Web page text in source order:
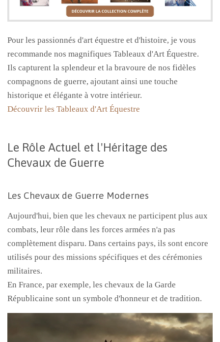
Pour les passionnés d'art équestre et d'histoire, je vous
recommande nos magnifiques Tableaux d'Art Équestre.
Ils capturent la splendeur et la bravoure de nos fidèles
compagnons de guerre, ajoutant ainsi une touche
historique et élégante à votre intérieur.
Découvrir les Tableaux d'Art Équestre
Le Rôle Actuel et l'Héritage des
Chevaux de Guerre
Les Chevaux de Guerre Modernes
Aujourd'hui, bien que les chevaux ne participent plus aux
combats, leur rôle dans les forces armées n'a pas
complètement disparu. Dans certains pays, ils sont encore
utilisés pour des missions spécifiques et des cérémonies
militaires.
En France, par exemple, les chevaux de la Garde
Républicaine sont un symbole d'honneur et de tradition.